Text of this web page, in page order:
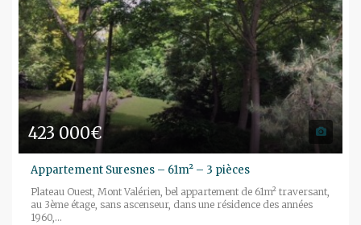
423 000€
Appartement Suresnes – 61m² – 3 pièces
Plateau Ouest, Mont Valérien, bel appartement de 61m² traversant,
au 3ème étage, sans ascenseur, dans une résidence des années
1960,...